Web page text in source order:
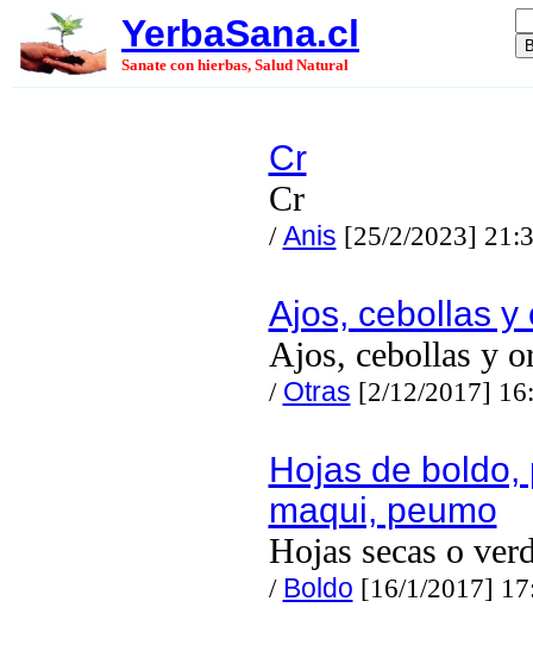
YerbaSana.cl
Sanate con hierbas, Salud Natural
Cr
Cr
/Anis [25/2/2023]
Ajos, cebollas y
Ajos, cebollas y
/ Otras [2/12/2017]
Hojas de boldo,
maqui, peumo
Hojas secas o
/ Boldo [16/1/2017]